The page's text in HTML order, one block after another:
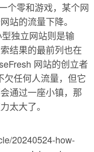
个零和游戏，某个网
站的流量下降。
独立网站则是输
结果的最前列也在
网站的创立者
欠任何人流量，但它
通过一座小镇，那
太大了。
20240524-how-